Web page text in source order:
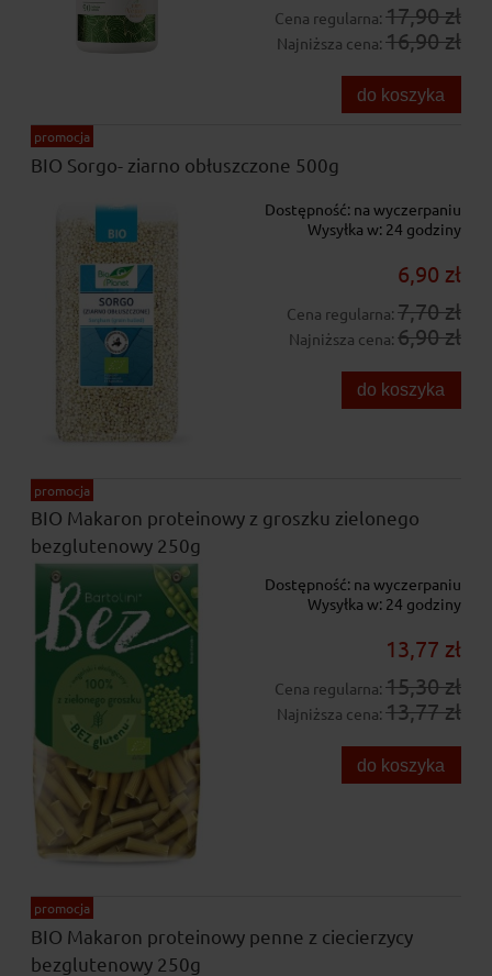
Cena regularna: 17,90 zł
Najniższa cena: 16,90 zł
do koszyka
BIO Sorgo- ziarno obłuszczone 500g
Dostępność: na wyczerpaniu
Wysyłka w: 24 godziny
6,90 zł
Cena regularna: 7,70 zł
Najniższa cena: 6,90 zł
do koszyka
promocja
BIO Makaron proteinowy z groszku zielonego
bezglutenowy 250g
Dostępność: na wyczerpaniu
Wysyłka w: 24 godziny
13,77 zł
Cena regularna: 15,30 zł
Najniższa cena: 13,77 zł
do koszyka
promocja
BIO Makaron proteinowy penne z ciecierzycy
bezglutenowy 250g
promocja